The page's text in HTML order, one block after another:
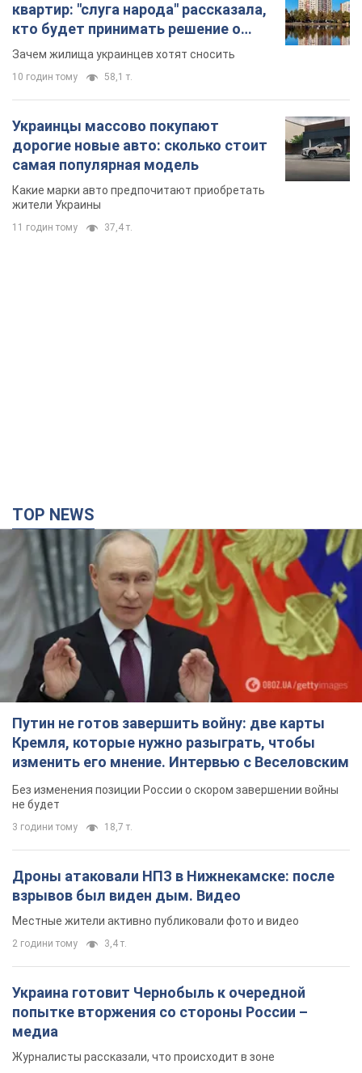
квартир: "слуга народа" рассказала,
кто будет принимать решение о
сносе домов
Зачем жилища украинцев хотят сносить
10 годин тому 58,1 т.
Украинцы массово покупают
дорогие новые авто: сколько стоит
самая популярная модель
Какие марки авто предпочитают приобретать
жители Украины
11 годин тому 37,4 т.
TOP NEWS
Путин не готов завершить войну: две карты
Кремля, которые нужно разыграть, чтобы
изменить его мнение. Интервью с Веселовским
Без изменения позиции России о скором завершении войны
не будет
3 години тому 18,7 т.
Дроны атаковали НПЗ в Нижнекамске: после
взрывов был виден дым. Видео
Местные жители активно публиковали фото и видео
2 години тому 3,4 т.
Украина готовит Чернобыль к очередной
попытке вторжения со стороны России –
медиа
Журналисты рассказали, что происходит в зоне